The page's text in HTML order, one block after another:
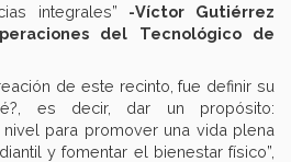
integrales” -Víctor Gutiérrez
del Tecnológico de
de este recinto, fue definir su
es decir, dar un propósito:
para promover una vida plena
y fomentar el bienestar físico”,